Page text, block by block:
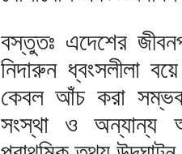
বস্তুতঃ এদেশের
নিদারুন ধ্বংসলীলা
কেবল আঁচ করা
সংস্থা ও অন্যান্য